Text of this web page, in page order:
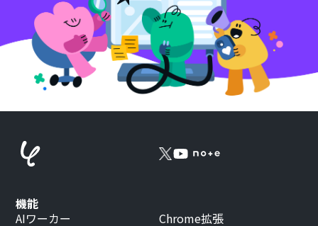
機能
AIワーカー
Chrome拡張